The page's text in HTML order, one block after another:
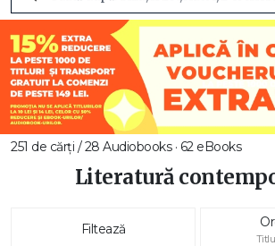
251 de cărți / 28 Audiobooks · 62 eBooks
Literatură
Filtează